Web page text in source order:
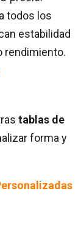
todos los
estabilidad
rendimiento.
tablas de
forma y